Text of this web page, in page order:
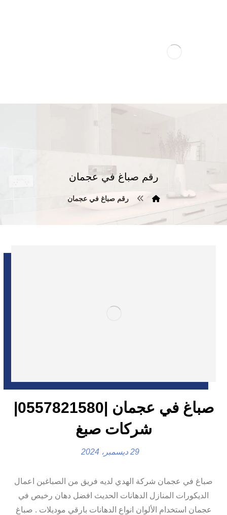
رقم صباغ في عجمان
رقم صباغ في عجمان
شركات صبغ
29 ديسمبر، 2024
صباغ في عجمان شركة الهدي لديه فريق من الصباغين اعمال
الديكورات المنازل الدهانات الحديث افضل دهان رخيص في
عجمان استخدام الألوان انواع الدهانات بارقي موديلات . صباغ